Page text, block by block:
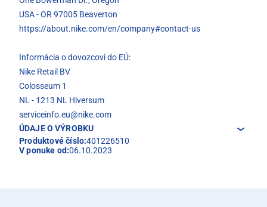
USA - OR 97005 Beaverton
https://about.nike.com/en/company#contact-us
Informácia o dovozcovi do EÚ:
Nike Retail BV
Colosseum 1
NL - 1213 NL Hiversum
serviceinfo.eu@nike.com
ÚDAJE O VÝROBKU
Produktové číslo:401226510
V ponuke od:06.10.2023